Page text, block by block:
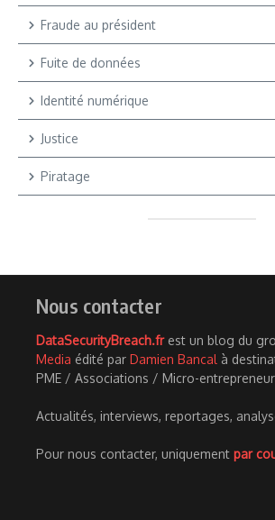
Fraude au président
Fuite de données
Identité numérique
Justice
Piratage
Nous contacter
DataSecurityBreach.frest un blog du
Media édité par Damien Bancal à
PME / Associations / Micro-
Actualités, interviews, reportages,
Pour nous contacter, uniquement par